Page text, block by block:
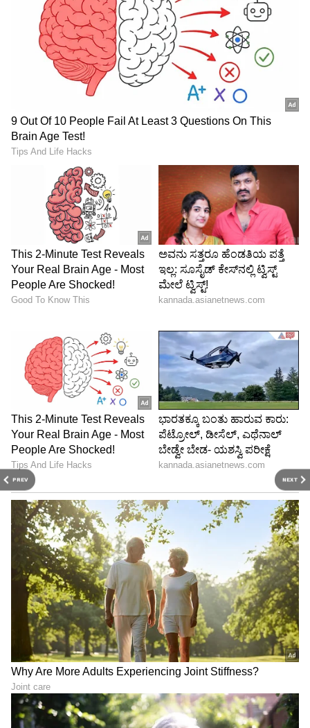
PREV NEXT
ಏಪ್ರಿಲ್ 29ರಂದು ಗಾಳಿ ಮಳೆಗೆ ಬಿದ್ದ ಮರಗಳ ವಿವರ
ಬೆಂಗಳೂರು ಕೇಂದ್ರ ಪಾಲಿಕೆ ವ್ಯಾಪ್ತಿ: ಸಿ.ವಿ.ರಾಮನ್ ನಗರ-
ಚಾಮರಾಜಪೇಟೆ-18, ಚಿಕ್ಕಪೇಟೆ-15, ದಕ್ಷಿಣ ಪಾಲಿಕೆ ,
ಬೊಮ್ಮನಹಳ್ಳಿ-10, ಬೆಂಗಳೂರು ದಕ್ಷಿಣ-12, ಬಿಟಿಎಂ ಲೇ
ಔಟ್ -14, ಜಯನಗರ- 16, ಪದ್ಮನಾಭನಗರ (4 ವಾರ್ಡ್
ಗಳು)-10.
ಬೆಂಗಳೂರು ಪಶ್ಚಿಮ ಪಾಲಿಕೆ: ಮಲ್ಲೇಶ್ವರಂ-18,
ರಾಜಾಜಿನಗರ-22, ಮಹಾಲಕ್ಷ್ಮಿಲೇ ಔಟ್ -20,
ವಿಜಯನಗರ-16, ಗೋವಿಂದರಾಜನಗರ-12,
ಆರ್.ಆರ್.ನಗರ-10, ಯಶವಂತಪುರ-10, ದಾಸರಹಳ್ಳಿ(4
ವಾರ್ಡ್)-6, ಬಸವನಗುಡಿ-23, ಪದ್ಮನಾಭನಗರ (4
ವಾರ್ಡ್)-15
ಬೆಂಗಳೂರು ಉತ್ತರ ಪಾಲಿಕೆ: ದಾಸರಹಳ್ಳಿ/
ಆರ್.ಆರ್.ನಗರ-9, ಹೆಬ್ಬಾಳ-4, ಯಲಹಂಕ-5,
ಬ್ಯಾಟರಾಯನಪುರ-3, ಸರ್ವಜ್ಞನಗರ-7, ಪುಲಿಕೇಶಿನಗರ-7,
ಬೆಂಗಳೂರು ಪೂರ್ವ ಪಾಲಿಕೆ: ಮಹದೇವಪುರ-4,
ಕೆ.ಆರ್.ಪುರ-2